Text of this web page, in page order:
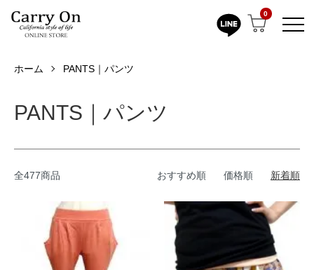
0
ホーム PANTS｜パンツ
PANTS｜パンツ
全477商品 おすすめ順 価格順 新着順